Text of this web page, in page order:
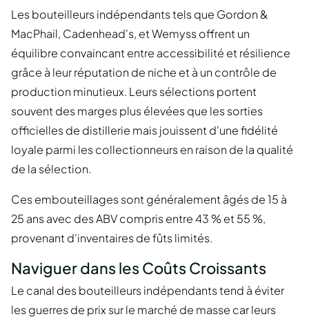
Les bouteilleurs indépendants tels que Gordon &
MacPhail, Cadenhead's, et Wemyss offrent un
équilibre convaincant entre accessibilité et résilience
grâce à leur réputation de niche et à un contrôle de
production minutieux. Leurs sélections portent
souvent des marges plus élevées que les sorties
officielles de distillerie mais jouissent d'une fidélité
loyale parmi les collectionneurs en raison de la qualité
de la sélection.
Ces embouteillages sont généralement âgés de 15 à
25 ans avec des ABV compris entre 43 % et 55 %,
provenant d'inventaires de fûts limités.
Naviguer dans les Coûts Croissants
Le canal des bouteilleurs indépendants tend à éviter
les guerres de prix sur le marché de masse car leurs